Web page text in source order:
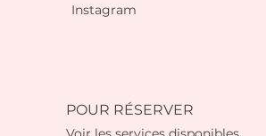
Instagram
POUR RÉSERVER